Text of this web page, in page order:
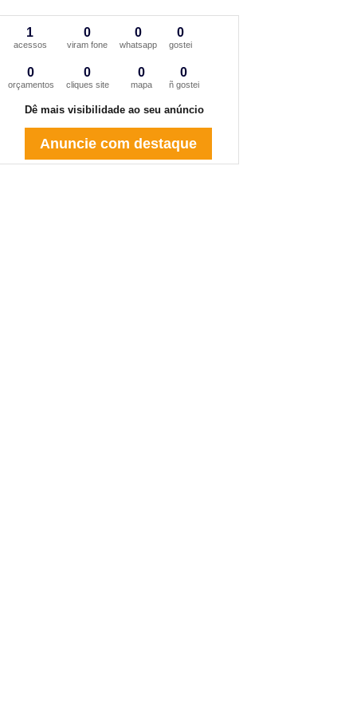
1
acessos
0
viram fone
0
whatsapp
0
gostei
0
orçamentos
0
cliques site
0
mapa
0
ñ gostei
Dê mais visibilidade ao seu anúncio
Anuncie com destaque